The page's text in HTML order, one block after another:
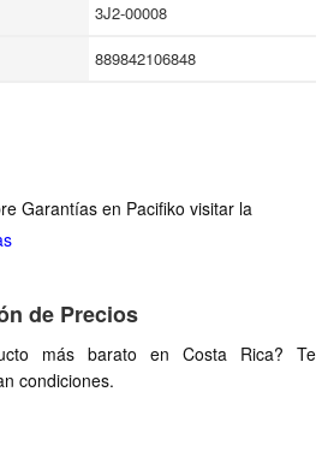
3J2-00008
889842106848
Garantías en Pacifiko visitar la
de Precios
más barato en Costa Rica? Te
condiciones.